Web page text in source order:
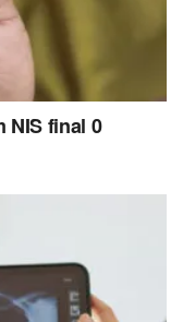
NIS final 0